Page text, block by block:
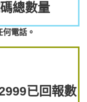
總數量
電話。
已回報數